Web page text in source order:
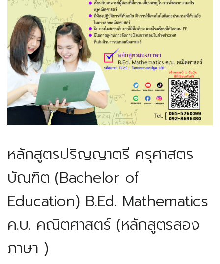
หลักสูตรปริญญาตรี ครุศาสตร
บัณฑิต (Bachelor of
Education) B.Ed. Mathematics
ค.บ. คณิตศาสตร์ (หลักสูตรสอง
ภาษา )